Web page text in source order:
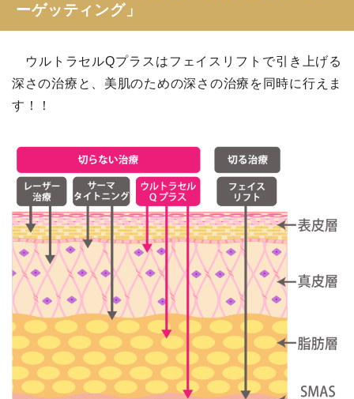
ーゲッティング」
ウルトラセルQプラスはフェイスリフトで引き上げる
深さの治療と、美肌のための深さの治療を同時に行えま
す！！